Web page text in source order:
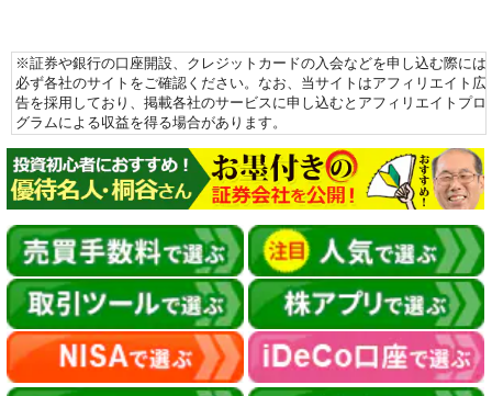
※証券や銀行の口座開設、クレジットカードの入会などを申し込む際には
必ず各社のサイトをご確認ください。なお、当サイトはアフィリエイト広
告を採用しており、掲載各社のサービスに申し込むとアフィリエイトプロ
グラムによる収益を得る場合があります。